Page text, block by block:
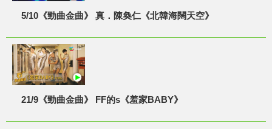
5/10《勁曲金曲》 真．陳奐仁《北韓海闊天空》
21/9《勁曲金曲》 FF的s《羞家BABY》